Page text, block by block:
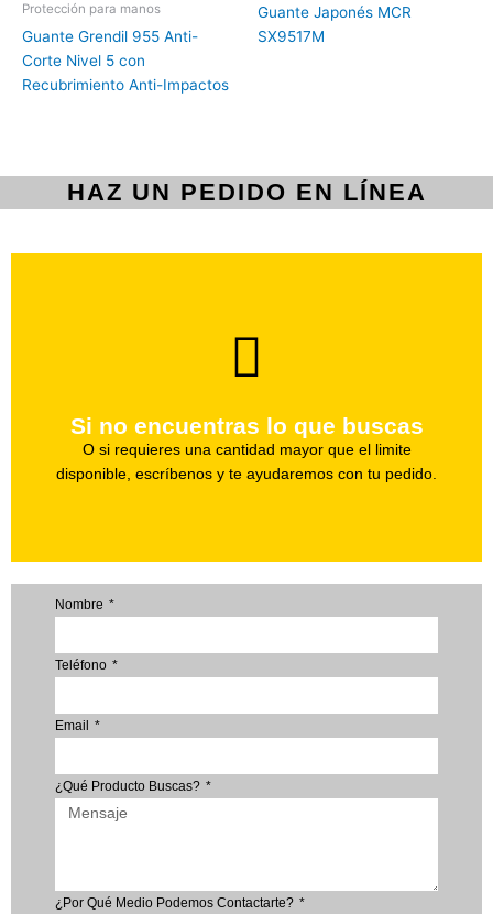
Protección para manos
Guante Grendil 955 Anti-
Corte Nivel 5 con
Recubrimiento Anti-Impactos
Guante Japonés MCR
SX9517M
HAZ UN PEDIDO EN LÍNEA
Si no encuentras lo que buscas
O si requieres una cantidad mayor que el limite
disponible, escríbenos y te ayudaremos con tu pedido.
Haz tu pedido
Nombre
Teléfono
Email
¿Qué Producto Buscas?
¿Por Qué Medio Podemos Contactarte?